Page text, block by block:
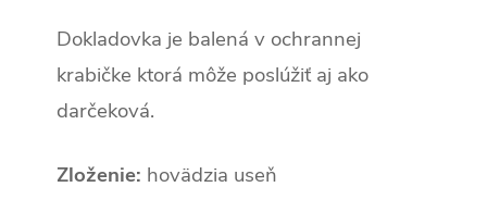
Dokladovka je balená v ochrannej
krabičke ktorá môže poslúžiť aj ako
darčeková.
Zloženie: hovädzia useň